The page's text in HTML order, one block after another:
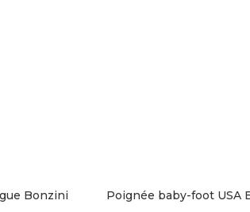
Bonzini Poignée baby-foot USA